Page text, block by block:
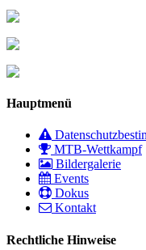
Hauptmenü
MTB-Wettkampf
Bildergalerie
Events
Dokus
Kontakt
Rechtliche Hinweise